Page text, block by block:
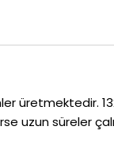
üretmektedir.
uzun süreler